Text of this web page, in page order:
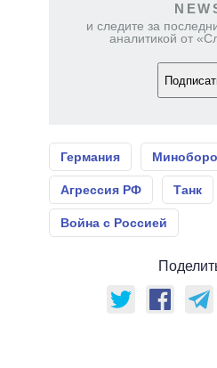
и следите за
аналитикой от
Германия
Агрессия РФ Танк
Война с Россией